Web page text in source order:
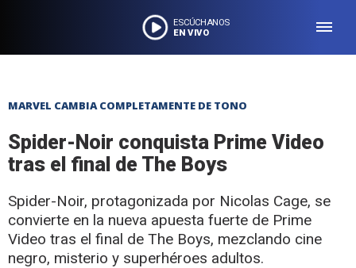
ESCÚCHANOS
EN VIVO
MARVEL CAMBIA COMPLETAMENTE DE TONO
Spider-Noir conquista Prime Video
tras el final de The Boys
Spider-Noir, protagonizada por Nicolas Cage, se
convierte en la nueva apuesta fuerte de Prime
Video tras el final de The Boys, mezclando cine
negro, misterio y superhéroes adultos.